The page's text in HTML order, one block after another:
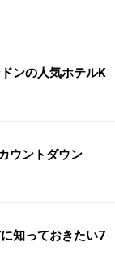
ンの人気ホテルK
ウントダウン
知っておきたい7